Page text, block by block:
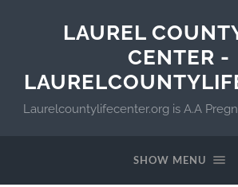
LAUREL
CENTER -
Laurelcountylifecenter.org is A.A
SHOW MENU